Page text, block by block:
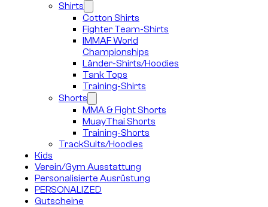
Shirts
Cotton Shirts
Fighter Team-Shirts
IMMAF World
Championships
Länder-Shirts/Hoodies
Tank Tops
Training-Shirts
Shorts
MMA & Fight Shorts
MuayThai Shorts
Training-Shorts
TrackSuits/Hoodies
Kids
Verein/Gym Ausstattung
Personalisierte Ausrüstung
PERSONALIZED
Gutscheine